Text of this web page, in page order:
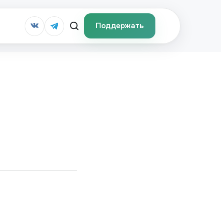
Поддержать